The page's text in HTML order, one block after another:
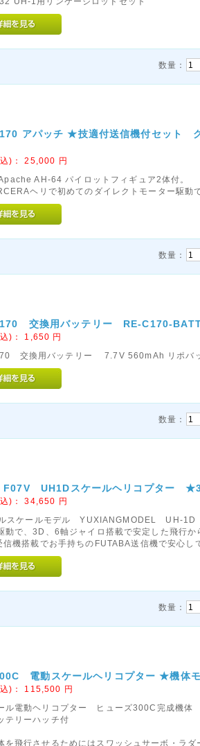
数量：
アパッチ ★技適付送信機付セット
込)：25,000 円
AH-64 パイロットフィギュア2体付。
ヘリで初めてのダイレクトモーター駆動
数量：
交換用バッテリー RE-C170-
)： 1,650 円
交換用バッテリー 7.7V 560mAh リポバ
数量：
F07V UH1Dスケールヘリコプター
込)：34,650 円
スケールモデル YUXIANGMODEL UH-1D
動で、3D、6軸ジャイロ搭載で安定した飛行
信機搭載でお手持ちのFUTABA送信機で安心し
数量：
電動スケールヘリコプター ★機体
)： 115,500 円
ル電動ヘリコプター ヒューズ300C完成機体
テリーハッチ付
を飛行させるためにはスワッシュサーボ・ラ